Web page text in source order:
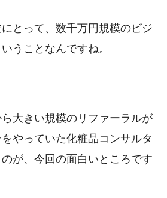
とって、数千万円規模のビジ
うことなんですね。
大きい規模のリファーラルが
やっていた化粧品コンサルタ
が、今回の面白いところです